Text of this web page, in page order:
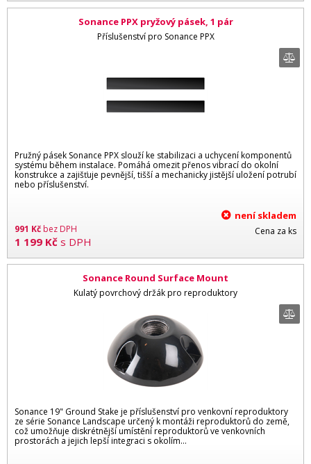
Sonance PPX pryžový pásek, 1 pár
Příslušenství pro Sonance PPX
Pružný pásek Sonance PPX slouží ke stabilizaci a uchycení komponentů
systému během instalace. Pomáhá omezit přenos vibrací do okolní
konstrukce a zajišťuje pevnější, tišší a mechanicky jistější uložení potrubí
nebo příslušenství.
991 Kčbez DPH
1 199 Kč s DPH
není skladem
Cena za ks
Sonance Round Surface Mount
Kulatý povrchový držák pro reproduktory
Sonance 19" Ground Stake je příslušenství pro venkovní reproduktory
ze série Sonance Landscape určený k montáži reproduktorů do země,
což umožňuje diskrétnější umístění reproduktorů ve venkovních
prostorách a jejich lepší integraci s okolím…